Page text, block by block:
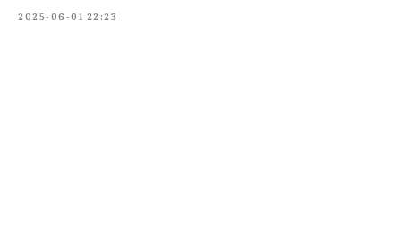
2025-06-01 22:23